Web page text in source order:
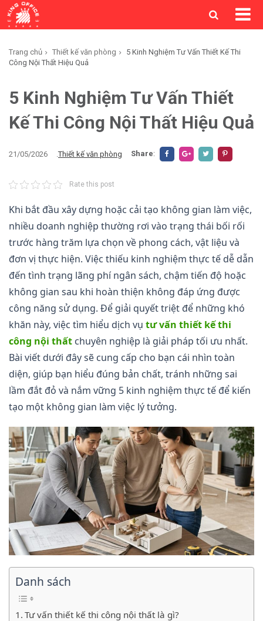
Trang chủ Thiết kế văn phòng
5 Kinh Nghiệm Tư Vấn Thiết Kế Thi
Công Nội Thất Hiệu Quả
5 Kinh Nghiệm Tư Vấn Thiết
Kế Thi Công Nội Thất Hiệu Quả
21/05/2026 .Thiết kế văn phòng Share:
Rate this post
Khi bắt đầu xây dựng hoặc cải tạo không gian làm việc,
nhiều doanh nghiệp thường rơi vào trạng thái bối rối
trước hàng trăm lựa chọn về phong cách, vật liệu và
đơn vị thực hiện. Việc thiếu kinh nghiệm thực tế dễ dẫn
đến tình trạng lãng phí ngân sách, chậm tiến độ hoặc
không gian sau khi hoàn thiện không đáp ứng được
công năng sử dụng. Để giải quyết triệt để những khó
khăn này, việc tìm hiểu dịch vụ tư vấn thiết kế thi
công nội thất chuyên nghiệp là giải pháp tối ưu nhất.
Bài viết dưới đây sẽ cung cấp cho bạn cái nhìn toàn
diện, giúp bạn hiểu đúng bản chất, tránh những sai
lầm đắt đỏ và nắm vững 5 kinh nghiệm thực tế để kiến
tạo một không gian làm việc lý tưởng.
Danh sách
Tư vấn thiết kế thi công nội thất là gì?